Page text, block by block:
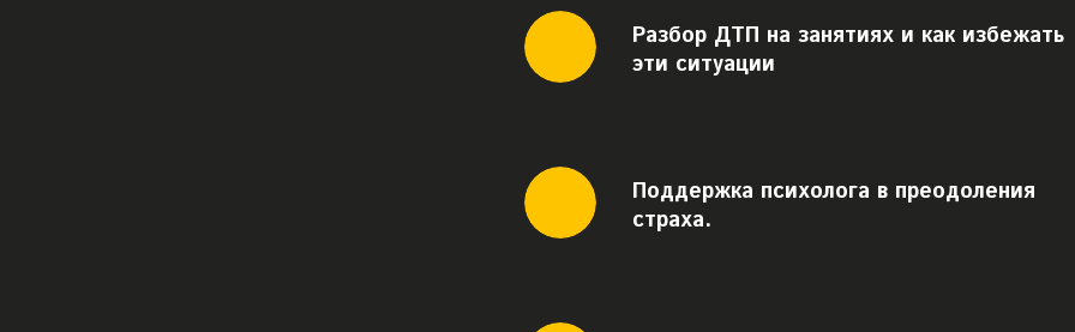
Разбор ДТП на занятиях и как избежать
эти ситуации
Поддержка психолога в преодоления
страха.